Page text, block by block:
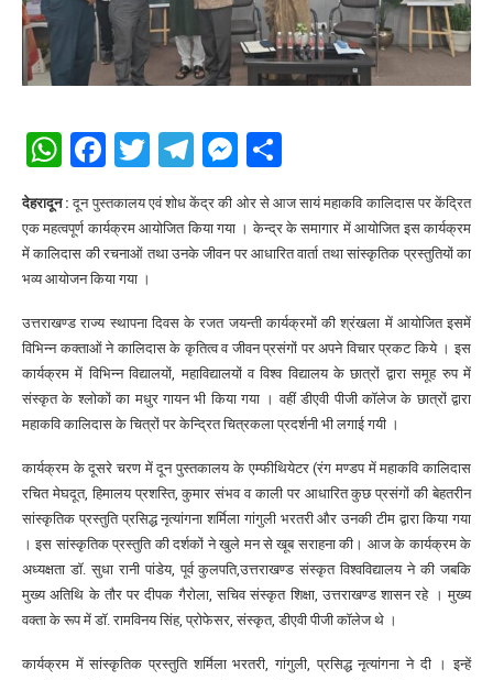
WhatsApp
Facebook
Twitter
Telegram
Messenger
देहरादून : दून पुस्तकालय एवं शोध केंद्र की ओर से आज सायं महाकवि कालिदास पर केंद्रित
एक महत्वपूर्ण कार्यक्रम आयोजित किया गया । केन्द्र के समागार में आयोजित इस कार्यक्रम
में कालिदास की रचनाओं तथा उनके जीवन पर आधारित वार्ता तथा सांस्कृतिक प्रस्तुतियों का
भव्य आयोजन किया गया ।
उत्तराखण्ड राज्य स्थापना दिवस के रजत जयन्ती कार्यक्रमों की श्रंखला में आयोजित इसमें
विभिन्न कक्ताओं ने कालिदास के कृतित्व व जीवन प्रसंगों पर अपने विचार प्रकट किये । इस
कार्यक्रम में विभिन्न विद्यालयों, महाविद्यालयों व विश्व विद्यालय के छात्रों द्वारा समूह रुप में
संस्कृत के श्लोकों का मधुर गायन भी किया गया । वहीं डीएवी पीजी कॉलेज के छात्रों द्वारा
महाकवि कालिदास के चित्रों पर केन्द्रित चित्रकला प्रदर्शनी भी लगाई गयी ।
कार्यक्रम के दूसरे चरण में दून पुस्तकालय के एम्फीथियेटर (रंग मण्डप में महाकवि कालिदास
रचित मेघदूत, हिमालय प्रशस्ति, कुमार संभव व काली पर आधारित कुछ प्रसंगों की बेहतरीन
सांस्कृतिक प्रस्तुति प्रसिद्ध नृत्यांगना शर्मिला गांगुली भरतरी और उनकी टीम द्वारा किया गया
। इस सांस्कृतिक प्रस्तुति की दर्शकों ने खुले मन से खूब सराहना की। आज के कार्यक्रम के
अध्यक्षता डॉ. सुधा रानी पांडेय, पूर्व कुलपति,उत्तराखण्ड संस्कृत विश्वविद्यालय ने की जबकि
मुख्य अतिथि के तौर पर दीपक गैरोला, सचिव संस्कृत शिक्षा, उत्तराखण्ड शासन रहे । मुख्य
वक्ता के रूप में डॉ. रामविनय सिंह, प्रोफेसर, संस्कृत, डीएवी पीजी कॉलेज थे ।
कार्यक्रम में सांस्कृतिक प्रस्तुति शर्मिला भरतरी, गांगुली, प्रसिद्ध नृत्यांगना ने दी । इन्हें